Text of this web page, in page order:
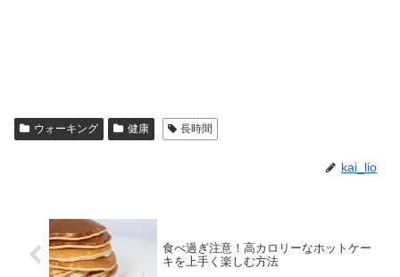
ウォーキング 健康 長時間
kai_lio
食べ過ぎ注意！高カロリーなホットケー
キを上手く楽しむ方法